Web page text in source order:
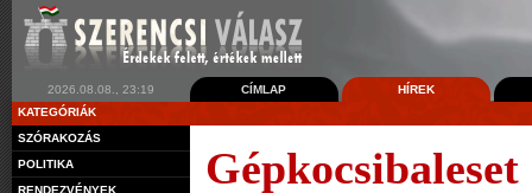
2026.08.08., 23:19 CÍMLAP
HÍREK
KATEGÓRIÁK
SZÓRAKOZÁS
POLITIKA
RENDEZVÉNYEK